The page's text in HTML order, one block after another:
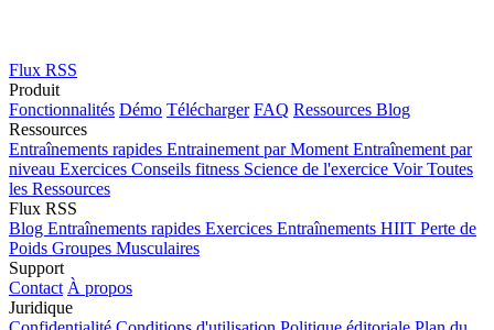
Flux RSS
Produit
Fonctionnalités Démo Télécharger FAQ Ressources Blog
Ressources
Entraînements rapides Entrainement par Moment Entraînement par
niveau Exercices Conseils fitness Science de l'exercice Voir Toutes
les Ressources
Flux RSS
Blog Entraînements rapides Exercices Entraînements HIIT Perte de
Poids Groupes Musculaires
Support
Contact À propos
Juridique